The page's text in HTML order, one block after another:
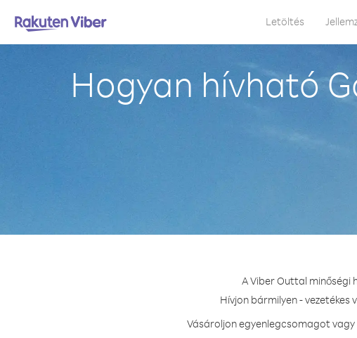
Letöltés
Hogyan hívható
A Viber Outtal minőségi
Hívjon bármilyen -
Vásároljon egyenlegcsomagot